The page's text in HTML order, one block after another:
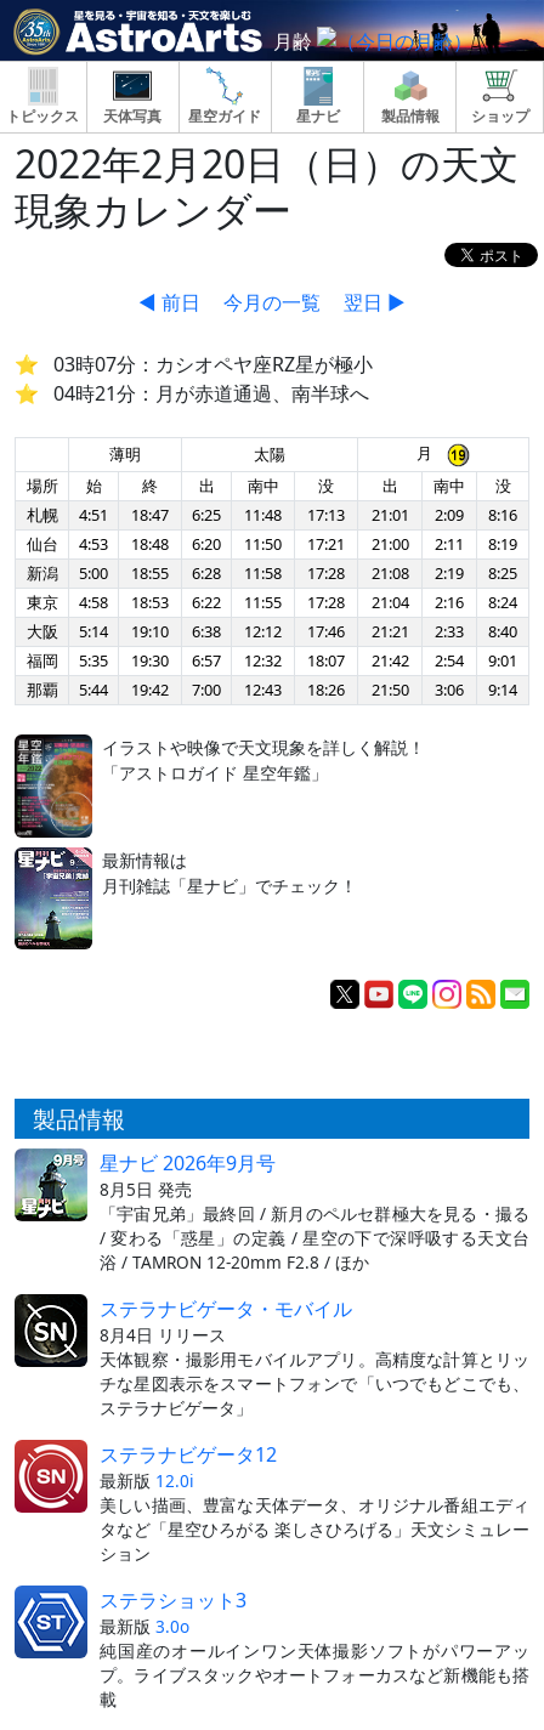
月齢
トピックス 天体写真 星空ガイド 星ナビ 製品情報 ショップ
2022年2月20日（日）の天文
現象カレンダー
◀ 前日 今月の一覧 翌日 ▶
03時07分：カシオペヤ座RZ星が極小
04時21分：月が赤道通過、南半球へ
薄明 太陽
月
場所
始 終 出 南中 没 出 南中
没
札幌
4:51 18:47 6:25 11:48 17:13 21:01 2:09
8:16
仙台
4:53 18:48 6:20 11:50 17:21 21:00 2:11
8:19
新潟
5:00 18:55 6:28 11:58 17:28 21:08 2:19
8:25
東京
4:58 18:53 6:22 11:55 17:28 21:04 2:16
8:24
大阪
5:14 19:10 6:38 12:12 17:46 21:21 2:33
8:40
福岡
5:35 19:30 6:57 12:32 18:07 21:42 2:54
9:01
那覇
5:44 19:42 7:00 12:43 18:26 21:50 3:06 9:14
イラストや映像で天文現象を詳しく解説！
「アストロガイド 星空年鑑」
最新情報は
月刊雑誌「星ナビ」でチェック！
製品情報
星ナビ 2026年9月号
8月5日 発売
「宇宙兄弟」最終回 / 新月のペルセ群極大を見る・撮る
/ 変わる「惑星」の定義 / 星空の下で深呼吸する天文台
浴 / TAMRON 12-20mm F2.8 / ほか
ステラナビゲータ・モバイル
8月4日 リリース
天体観察・撮影用モバイルアプリ。高精度な計算とリッ
チな星図表示をスマートフォンで「いつでもどこでも、
ステラナビゲータ」
ステラナビゲータ12
最新版 12.0i
美しい描画、豊富な天体データ、オリジナル番組エディ
タなど「星空ひろがる 楽しさひろげる」天文シミュレー
ション
ステラショット3
最新版 3.0o
純国産のオールインワン天体撮影ソフトがパワーアッ
プ。ライブスタックやオートフォーカスなど新機能も搭
載